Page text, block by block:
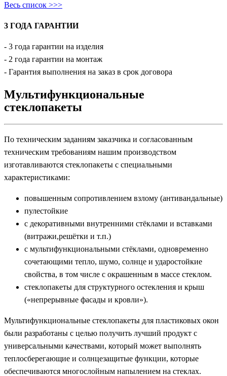
Весь список >>>
3 ГОДА ГАРАНТИИ
- 3 года гарантии на изделия
- 2 года гарантии на монтаж
- Гарантия выполнения на заказ в срок договора
Мультифункциональные
стеклопакеты
По техническим заданиям заказчика и согласованным
техническим требованиям нашим производством
изготавливаются стеклопакеты с специальными
характеристиками:
повышенным сопротивлением взлому (антивандальные)
пулестойкие
с декоративными внутренними стёклами и вставками
(витражи,решётки и т.п.)
с мультифункциональными стёклами, одновременно
сочетающими тепло, шумо, солнце и ударостойкие
свойства, в том числе с окрашенным в массе стеклом.
стеклопакеты для структурного остекления и крыш
(«непрерывные фасады и кровли»).
Мультифункциональные стеклопакеты для пластиковых окон
были разработаны с целью получить лучший продукт с
универсальными качествами, который может выполнять
теплосберегающие и солнцезащитые функции, которые
обеспечиваются многослойным напылением на стеклах.